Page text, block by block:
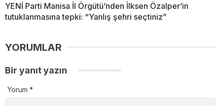
YENİ Parti Manisa İl Örgütü’nden İlksen Özalper’in
tutuklanmasına tepki: “Yanlış şehri seçtiniz”
YORUMLAR
Bir yanıt yazın
Yorum *